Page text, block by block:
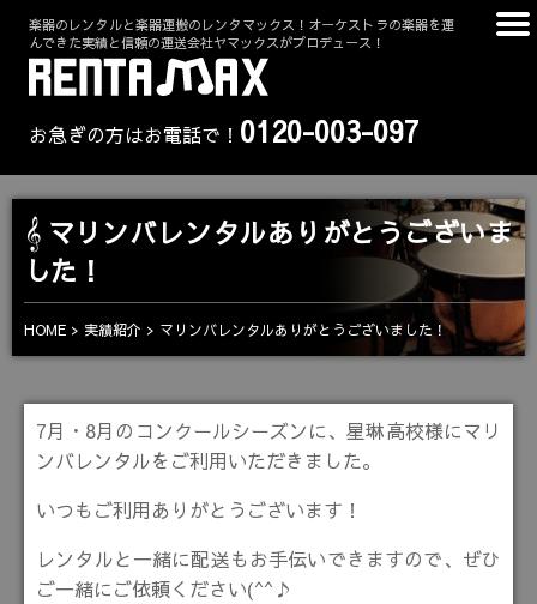
楽器のレンタルと楽器運搬のレンタマックス！オーケストラの楽器を運
んできた実績と信頼の運送会社ヤマックスがプロデュース！
お急ぎの方はお電話で！ 0120-003-097
マリンバレンタルありがとうございま
した！
HOME 実績紹介 マリンバレンタルありがとうございました！
7月・8月のコンクールシーズンに、星琳高校様にマリ
ンバレンタルをご利用いただきました。
いつもご利用ありがとうございます！
レンタルと一緒に配送もお手伝いできますので、ぜひ
ご一緒にご依頼ください(^^♪